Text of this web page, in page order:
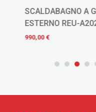
SCALDABAGNO A
ESTERNO REU-
990,00 €